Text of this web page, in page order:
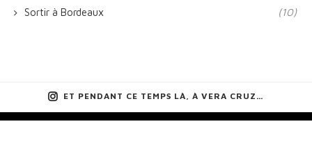
Sortir à Bordeaux (10)
ET PENDANT CE TEMPS LÀ, À VERA CRUZ…